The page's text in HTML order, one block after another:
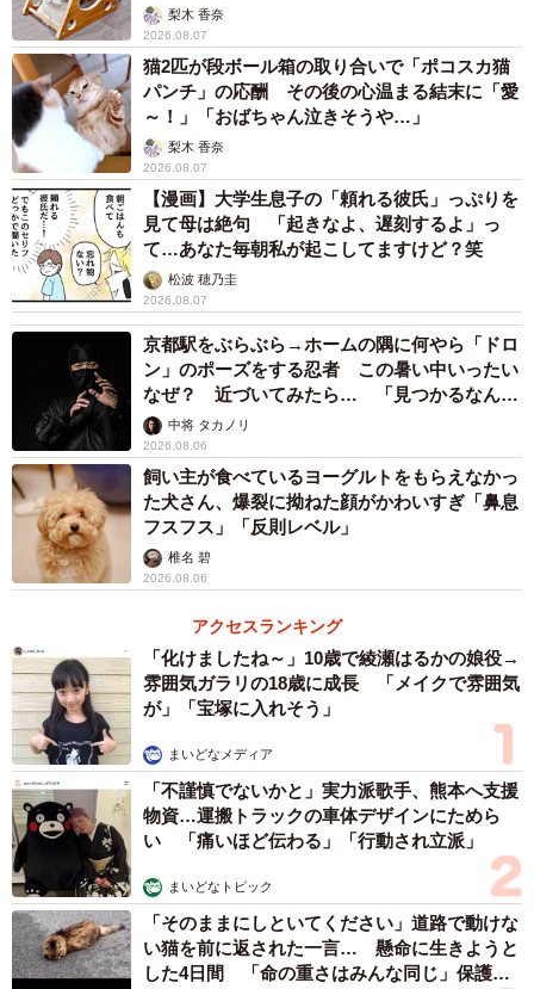
梨木 香奈
2026.08.07
猫2匹が段ボール箱の取り合いで「ポコスカ猫
パンチ」の応酬 その後の心温まる結末に「愛
～！」「おばちゃん泣きそうや…」
梨木 香奈
2026.08.07
【漫画】大学生息子の「頼れる彼氏」っぷりを
見て母は絶句 「起きなよ、遅刻するよ」っ
て…あなた毎朝私が起こしてますけど？笑
松波 穂乃圭
2026.08.07
京都駅をぶらぶら→ホームの隅に何やら「ドロ
ン」のポーズをする忍者 この暑い中いったい
なぜ？ 近づいてみたら… 「見つかるなんて
未熟」中将 タカノリ
2026.08.06
飼い主が食べているヨーグルトをもらえなかっ
た犬さん、爆裂に拗ねた顔がかわいすぎ「鼻息
フスフス」「反則レベル」
椎名 碧
2026.08.06
アクセスランキング
「化けましたね～」10歳で綾瀬はるかの娘役→
雰囲気ガラリの18歳に成長 「メイクで雰囲気
が」「宝塚に入れそう」
まいどなメディア
「不謹慎でないかと」実力派歌手、熊本へ支援
物資…運搬トラックの車体デザインにためら
い 「痛いほど伝わる」「行動され立派」
まいどなトピック
「そのままにしといてください」道路で動けな
い猫を前に返された一言… 懸命に生きようと
した4日間 「命の重さはみんな同じ」保護団